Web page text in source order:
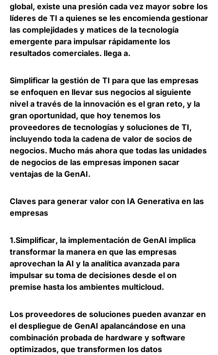
global, existe una presión cada vez mayor sobre los
líderes de TI a quienes se les encomienda gestionar
las complejidades y matices de la tecnología
emergente para impulsar rápidamente los
resultados comerciales. llega a.
Simplificar la gestión de TI para que las empresas
se enfoquen en llevar sus negocios al siguiente
nivel a través de la innovación es el gran reto, y la
gran oportunidad, que hoy tenemos los
proveedores de tecnologías y soluciones de TI,
incluyendo toda la cadena de valor de socios de
negocios. Mucho más ahora que todas las unidades
de negocios de las empresas imponen sacar
ventajas de la GenAI.
Claves para generar valor con IA Generativa en las
empresas
1.Simplificar, la implementación de GenAI implica
transformar la manera en que las empresas
aprovechan la AI y la analítica avanzada para
impulsar su toma de decisiones desde el on
premise hasta los ambientes multicloud.
Los proveedores de soluciones pueden avanzar en
el despliegue de GenAI apalancándose en una
combinación probada de hardware y software
optimizados, que transformen los datos